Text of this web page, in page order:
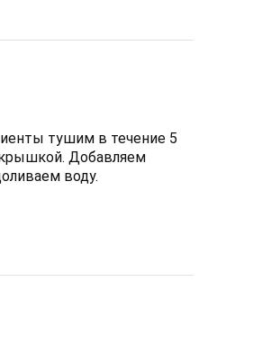
тушим в течение 5
Добавляем
воду.